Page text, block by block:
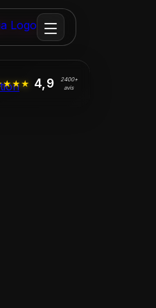
4,9 2400+
avis